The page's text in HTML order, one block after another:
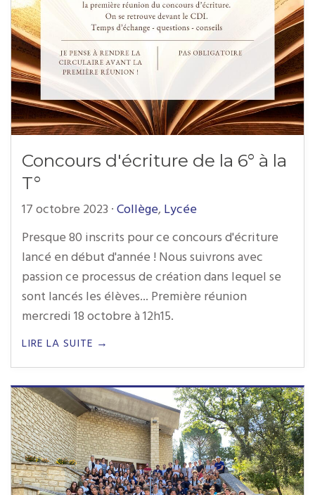
Concours d'écriture de la 6° à la
T°
17 octobre 2023 · Collège, Lycée
Presque 80 inscrits pour ce concours d'écriture
lancé en début d'année ! Nous suivrons avec
passion ce processus de création dans lequel se
sont lancés les élèves... Première réunion
mercredi 18 octobre à 12h15.
LIRE LA SUITE →